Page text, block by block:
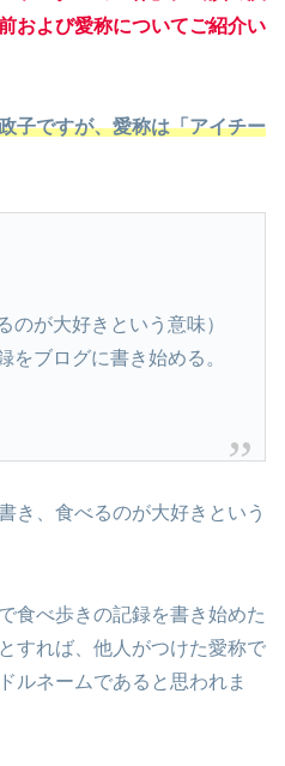
および愛称についてご紹介い
子ですが、愛称は「アイチー
のが大好きという意味）
をブログに書き始める。
き、食べるのが大好きという
食べ歩きの記録を書き始めた
すれば、他人がつけた愛称で
ルネームであると思われま